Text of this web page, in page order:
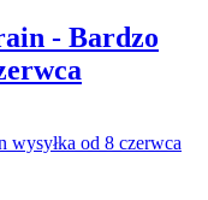
- Bardzo
wysyłka od 8 czerwca